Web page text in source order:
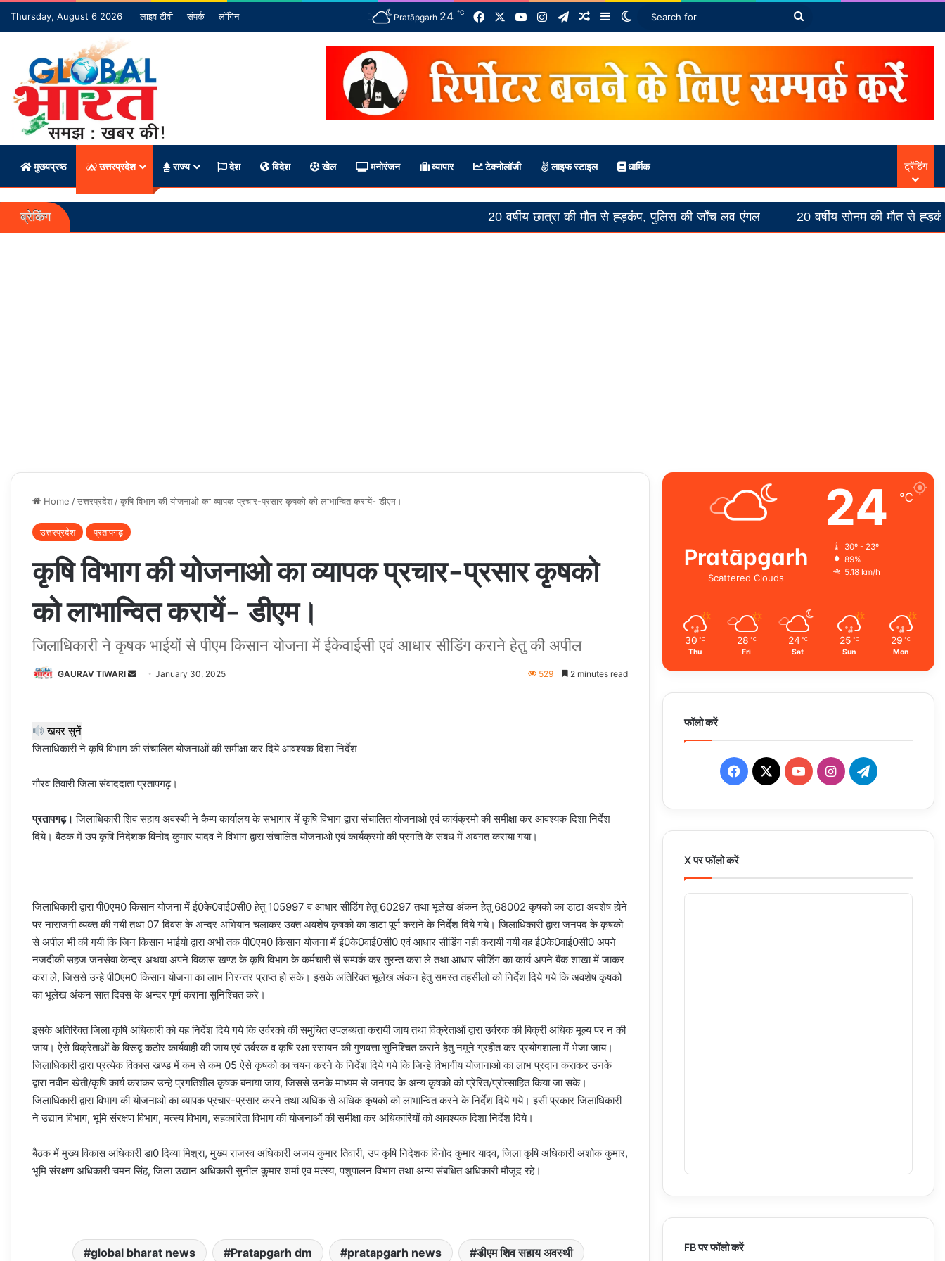
Thursday, August 6 2026 लाइव टीवी संपर्क लॉगिन Pratāpgarh 24 ℃ FacebookYouTubeInstagram
TelegramRandom Article
SidebarSwitch skin
Search
मुख्यप्रष्ठ उत्तरप्रदेश राज्य देश विदेश खेल मनोरंजन व्यापार टेक्नोलॉजी लाइफ स्टाइल धार्मिक ट्रेंडिंग
ब्रेकिंग 20 वर्षीय छात्रा की मौत से ह्ड़कंप, पुलिस की जाँच लव एंगल 20 वर्षीय सोनम की मौत से ह्ड़कंप
Home /उत्तरप्रदेश /कृषि विभाग की योजनाओ का व्यापक प्रचार-प्रसार कृषको को लाभान्वित करायें- डीएम।
उत्तरप्रदेश प्रतापगढ़
कृषि विभाग की योजनाओ का व्यापक प्रचार-प्रसार कृषको
को लाभान्वित करायें- डीएम।
जिलाधिकारी ने कृषक भाईयों से पीएम किसान योजना में ईकेवाईसी एवं आधार सीडिंग कराने हेतु की अपील
GAURAV TIWARI
Send January 30, 2025 529 2 minutes read
खबर सुनें
जिलाधिकारी ने कृषि विभाग की संचालित योजनाओं की समीक्षा कर दिये आवश्यक दिशा निर्देश
गौरव तिवारी जिला संवाददाता प्रतापगढ़।
प्रतापगढ़। जिलाधिकारी शिव सहाय अवस्थी ने कैम्प कार्यालय के सभागार में कृषि विभाग द्वारा संचालित योजनाओ एवं कार्यक्रमो की समीक्षा कर आवश्यक दिशा निर्देश
दिये। बैठक में उप कृषि निदेशक विनोद कुमार यादव ने विभाग द्वारा संचालित योजनाओ एवं कार्यक्रमो की प्रगति के संबध में अवगत कराया गया।
जिलाधिकारी द्वारा पी0एम0 किसान योजना में ई0के0वाई0सी0 हेतु 105997 व आधार सीडिंग हेतु 60297 तथा भूलेख अंकन हेतु 68002 कृषको का डाटा अवशेष होने
पर नाराजगी व्यक्त की गयी तथा 07 दिवस के अन्दर अभियान चलाकर उक्त अवशेष कृषको का डाटा पूर्ण कराने के निर्देश दिये गये। जिलाधिकारी द्वारा जनपद के कृषको
से अपील भी की गयी कि जिन किसान भाईयो द्वारा अभी तक पी0एम0 किसान योजना में ई0के0वाई0सी0 एवं आधार सीडिंग नही करायी गयी वह ई0के0वाई0सी0 अपने
नजदीकी सहज जनसेवा केन्द्र अथवा अपने विकास खण्ड के कृषि विभाग के कर्मचारी सें सम्पर्क कर तुरन्त करा ले तथा आधार सीडिंग का कार्य अपने बैंक शाखा में जाकर
करा ले, जिससे उन्हे पी0एम0 किसान योजना का लाभ निरन्तर प्राप्त हो सके। इसके अतिरिक्त भूलेख अंकन हेतु समस्त तहसीलो को निर्देश दिये गये कि अवशेष कृषको
का भूलेख अंकन सात दिवस के अन्दर पूर्ण कराना सुनिश्चित करे।
इसके अतिरिक्त जिला कृषि अधिकारी को यह निर्देश दिये गये कि उर्वरको की समुचित उपलब्धता करायी जाय तथा विक्रेताओं द्वारा उर्वरक की बिक्री अधिक मूल्य पर न की
जाय। ऐसे विक्रेताओं के विरूद्व कठोर कार्यवाही की जाय एवं उर्वरक व कृषि रक्षा रसायन की गुणवत्ता सुनिश्चित कराने हेतु नमूने ग्रहीत कर प्रयोगशाला में भेजा जाय।
जिलाधिकारी द्वारा प्रत्येक विकास खण्ड में कम से कम 05 ऐसे कृषको का चयन करने के निर्देश दिये गये कि जिन्हे विभागीय योजानाओ का लाभ प्रदान कराकर उनके
द्वारा नवीन खेती/कृषि कार्य कराकर उन्हे प्रगतिशील कृषक बनाया जाय, जिससे उनके माध्यम से जनपद के अन्य कृषको को प्रेरित/प्रोत्साहित किया जा सके।
जिलाधिकारी द्वारा विभाग की योजनाओ का व्यापक प्रचार-प्रसार करने तथा अधिक से अधिक कृषको को लाभान्वित करने के निर्देश दिये गये। इसी प्रकार जिलाधिकारी
ने उद्यान विभाग, भूमि संरक्षण विभाग, मत्स्य विभाग, सहकारिता विभाग की योजनाओं की समीक्षा कर अधिकारियों को आवश्यक दिशा निर्देश दिये।
बैठक में मुख्य विकास अधिकारी डा0 दिव्या मिश्रा, मुख्य राजस्व अधिकारी अजय कुमार तिवारी, उप कृषि निदेशक विनोद कुमार यादव, जिला कृषि अधिकारी अशोक कुमार,
भूमि संरक्षण अधिकारी चमन सिंह, जिला उद्यान अधिकारी सुनील कुमार शर्मा एव मत्स्य, पशुपालन विभाग तथा अन्य संबधित अधिकारी मौजूद रहे।
global bharat news Pratapgarh dm pratapgarh news डीएम शिव सहाय अवस्थी
Pratāpgarh
Scattered Clouds
24 ℃
30º - 23º
89%
5.18 km/h
30 ℃
Thu
28 ℃
Fri
24 ℃
Sat
25 ℃
Sun
29 ℃
Mon
फॉलो करें
Facebook
X YouTubeInstagramTelegram
X पर फॉलो करें
FB पर फॉलो करें